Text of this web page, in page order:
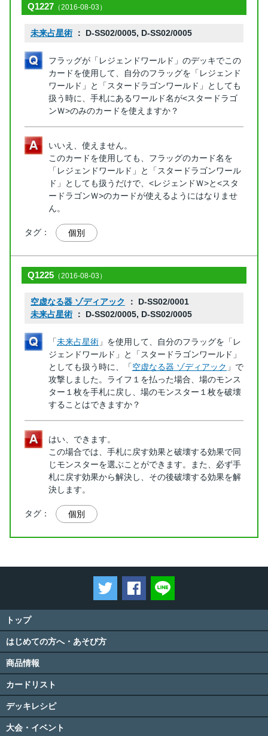
Q1227 （2016-08-03）
未来占星術 ： D-SS02/0005, D-SS02/0005
フラッグが「レジェンドワールド」のデッキでこの
カードを使用して、自分のフラッグを「レジェンド
ワールド」と「スタードラゴンワールド」としても
扱う時に、手札にあるワールド名が<スタードラゴ
ンＷ>のみのカードを使えますか？
いいえ、使えません。
このカードを使用しても、フラッグのカード名を
「レジェンドワールド」と「スタードラゴンワール
ド」としても扱うだけで、<レジェンドＷ>と<スタ
ードラゴンＷ>のカードが使えるようにはなりませ
ん。
タグ： 個別
Q1225 （2016-08-03）
空虚なる器 ゾディアック
： D-SS02/0001
未来占星術 ： D-SS02/0005, D-SS02/0005
「未来占星術 」を使用して、自分のフラッグを「レ
ジェンドワールド」と「スタードラゴンワールド」
としても扱う時に、「空虚なる器 ゾディアック 」で
攻撃しました。ライフ１を払った場合、場のモンス
ター１枚を手札に戻し、場のモンスター１枚を破壊
することはできますか？
はい、できます。
この場合では、手札に戻す効果と破壊する効果で同
じモンスターを選ぶことができます。また、必ず手
札に戻す効果から解決し、その後破壊する効果を解
決します。
タグ： 個別
ツイートするFacebookでシェアする
トップ
はじめての方へ・あそび方
商品情報
カードリスト
デッキレシピ
大会・イベント